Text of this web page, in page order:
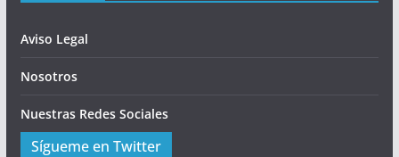
Aviso Legal
Nosotros
Nuestras Redes Sociales
Sígueme en Twitter